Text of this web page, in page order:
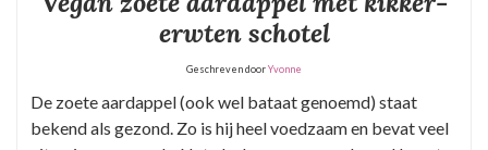
erw­ten schotel
Geschreven doorYvonne
De zoete aardappel (ook wel bataat genoemd) staat
bekend als gezond. Zo is hij heel voedzaam en bevat veel